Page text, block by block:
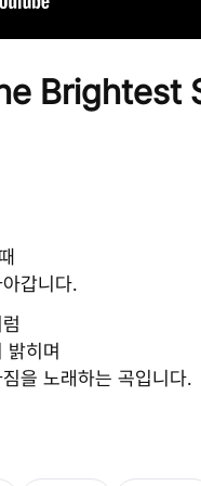
Brightest
갑니다.
밝히며
을 노래하는 곡입니다.